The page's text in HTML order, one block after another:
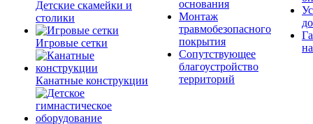
Детские скамейки и
столики
Игровые сетки
Канатные конструкции
основания
Монтаж
травмобезопасного
покрытия
Сопутствующее
благоустройство
территорий